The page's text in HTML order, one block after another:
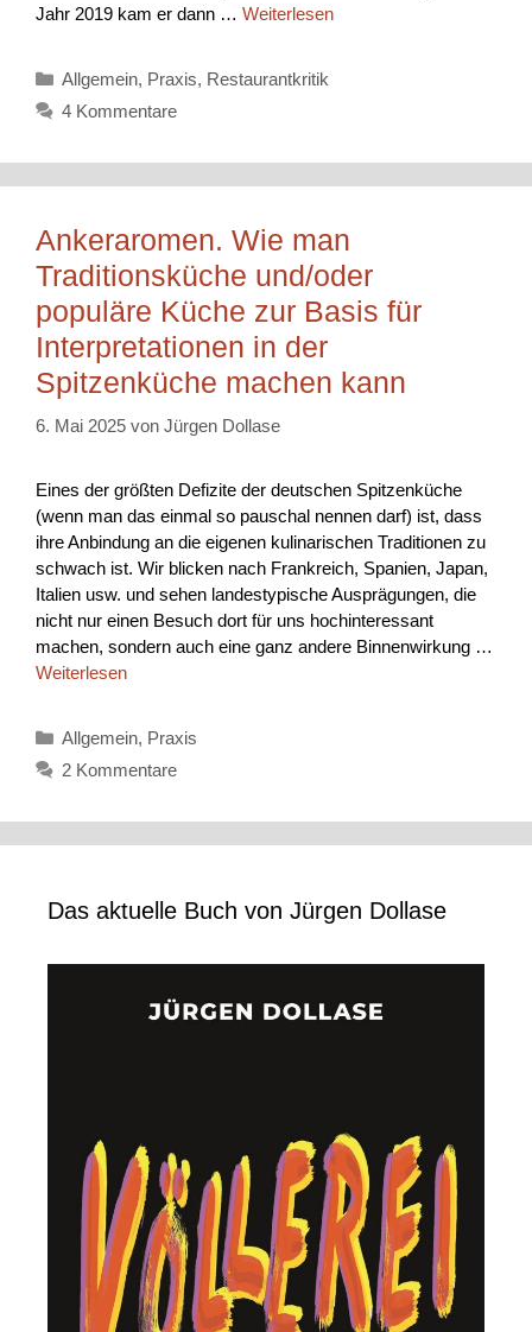
Jahr 2019 kam er dann … Weiterlesen
Kategorien
Allgemein, Praxis, Restaurantkritik
4 Kommentare
Ankeraromen. Wie man
Traditionsküche und/oder
populäre Küche zur Basis für
Interpretationen in der
Spitzenküche machen kann
6. Mai 2025 von Jürgen Dollase
Eines der größten Defizite der deutschen Spitzenküche
(wenn man das einmal so pauschal nennen darf) ist, dass
ihre Anbindung an die eigenen kulinarischen Traditionen zu
schwach ist. Wir blicken nach Frankreich, Spanien, Japan,
Italien usw. und sehen landestypische Ausprägungen, die
nicht nur einen Besuch dort für uns hochinteressant
machen, sondern auch eine ganz andere Binnenwirkung …
Weiterlesen
Kategorien
Allgemein, Praxis
2 Kommentare
Das aktuelle Buch von Jürgen Dollase